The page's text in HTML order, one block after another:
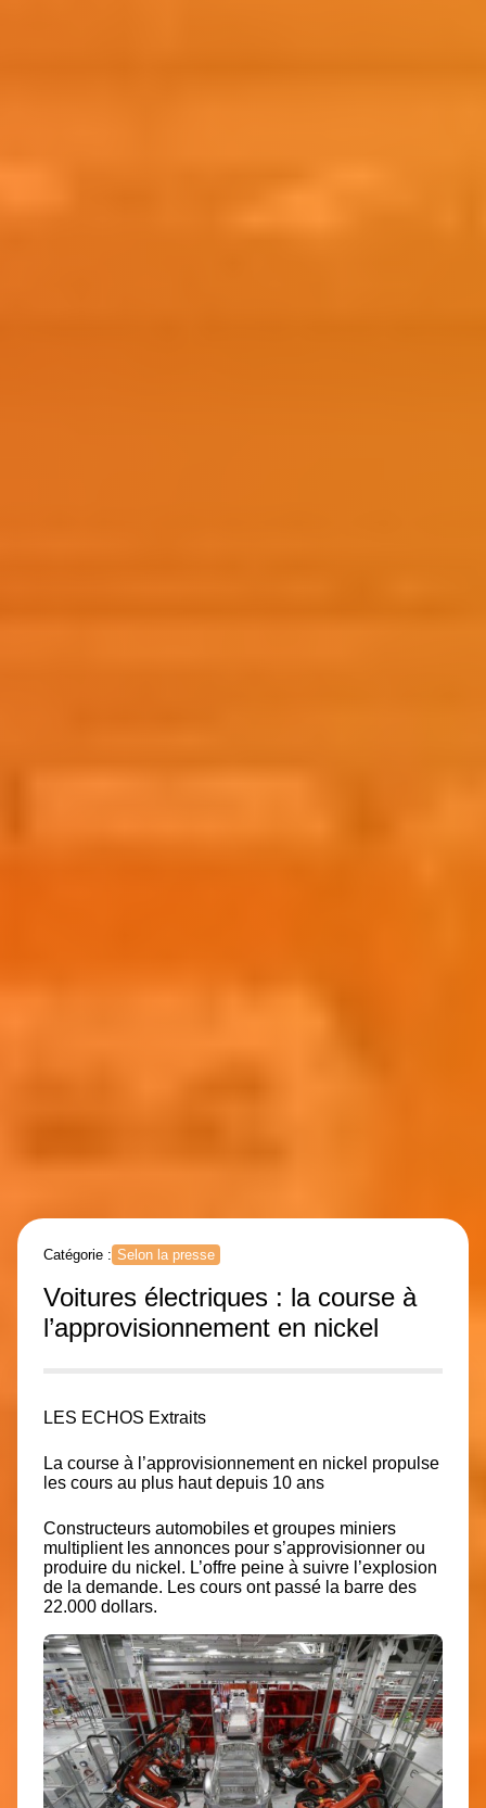
Catégorie : Selon la presse
Voitures électriques : la course à
l’approvisionnement en nickel
LES ECHOS Extraits
La course à l’approvisionnement en nickel propulse
les cours au plus haut depuis 10 ans
Constructeurs automobiles et groupes miniers
multiplient les annonces pour s’approvisionner ou
produire du nickel. L’offre peine à suivre l’explosion
de la demande. Les cours ont passé la barre des
22.000 dollars.